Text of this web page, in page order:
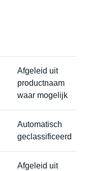
Afgeleid uit
productnaam
waar mogelijk
Automatisch
geclassificeerd
Afgeleid uit